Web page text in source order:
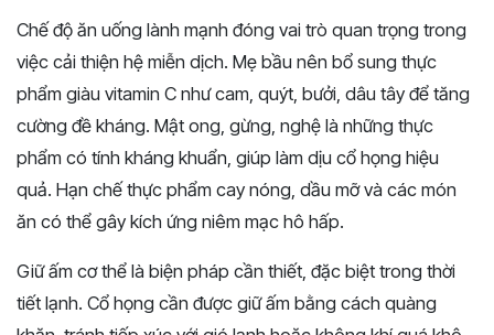
Chế độ ăn uống lành mạnh đóng vai trò quan trọng trong
việc cải thiện hệ miễn dịch. Mẹ bầu nên bổ sung thực
phẩm giàu vitamin C như cam, quýt, bưởi, dâu tây để tăng
cường đề kháng. Mật ong, gừng, nghệ là những thực
phẩm có tính kháng khuẩn, giúp làm dịu cổ họng hiệu
quả. Hạn chế thực phẩm cay nóng, dầu mỡ và các món
ăn có thể gây kích ứng niêm mạc hô hấp.
Giữ ấm cơ thể là biện pháp cần thiết, đặc biệt trong thời
tiết lạnh. Cổ họng cần được giữ ấm bằng cách quàng